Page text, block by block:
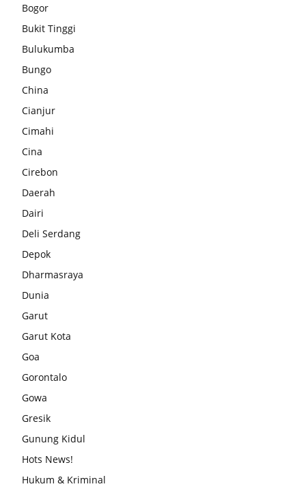
Bogor
Bukit Tinggi
Bulukumba
Bungo
China
Cianjur
Cimahi
Cina
Cirebon
Daerah
Dairi
Deli Serdang
Depok
Dharmasraya
Dunia
Garut
Garut Kota
Goa
Gorontalo
Gowa
Gresik
Gunung Kidul
Hots News!
Hukum & Kriminal